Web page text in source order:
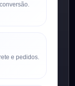
e pedidos.